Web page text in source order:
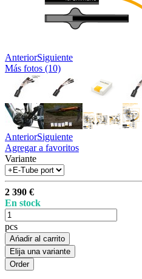
AnteriorSiguiente
Más fotos (10)
AnteriorSiguiente
Agregar a favoritos
Variante
2 390 €
En stock
pcs
Ańadir al carrito
Elija una variante